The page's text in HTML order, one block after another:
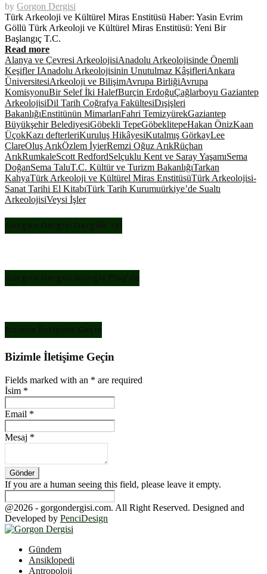
by Gorgon Dergisi
Türk Arkeoloji ve Kültürel Miras Enstitüsü Haber: Yasin Evrim
Göllü Türk Arkeoloji ve Kültürel Miras Enstitüsü: Yeni Bir
Başlangıç T.C.
Read more
Alanya ve Çevresi ArkeolojisiAnadolu Arkeolojisinde Önemli
Keşifler IAnadolu Arkeolojisinin Unutulmaz KâşifleriAnkara
ÜniversitesiArkeoloji ve BilişimAvrupa BirliğiAvrupa
KomisyonuBir Selef İki HalefBurçin ErdoğuÇağlarboyu Gaziantep
ArkeolojisiDil Tarih Coğrafya FakültesiDışişleri
BakanlığıEnstitünün MimarlarıFahri TemizyürekGaziantep
Büyükşehir BelediyesiGöbekli TepeGöbeklitepeHakan ÖnizKaan
ÜçokKazı defterleriKuruluş HikâyesiKutalmış GörkayLee
ClareOluş ArıkÖzlem İyierRemzi Oğuz ArıkRüçhan
ArıkRumkaleScott RedfordSelçuklu Kent ve Saray YaşamıSema
DoğanSema TaluT.C. Kültür ve Turizm BakanlığıTarkan
KahyaTürk Arkeoloji ve Kültürel Miras EnstitüsüTürk Arkeolojisi-
Sanat Tarihi El KitabıTürk Tarih Kurumuürkiye’de Sualtı
ArkeolojisiVeysi İşler
Gorgon Dergisi Dergilik’te!
Gorgon Dergisi Google Play’de
Bizimle İletişime Geçin
Bizimle İletişime Geçin
Fields marked with an * are required
İsim *
Email *
Mesaj *
If you are a human seeing this field, please leave it empty.
@2026 - gorgondergisi.com. All Right Reserved. Designed and
Developed by PenciDesign
Gündem
Ansiklopedi
Antropoloji